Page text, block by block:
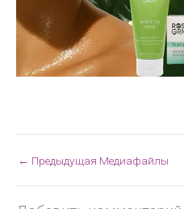
← Предыдущая Медиафайлы